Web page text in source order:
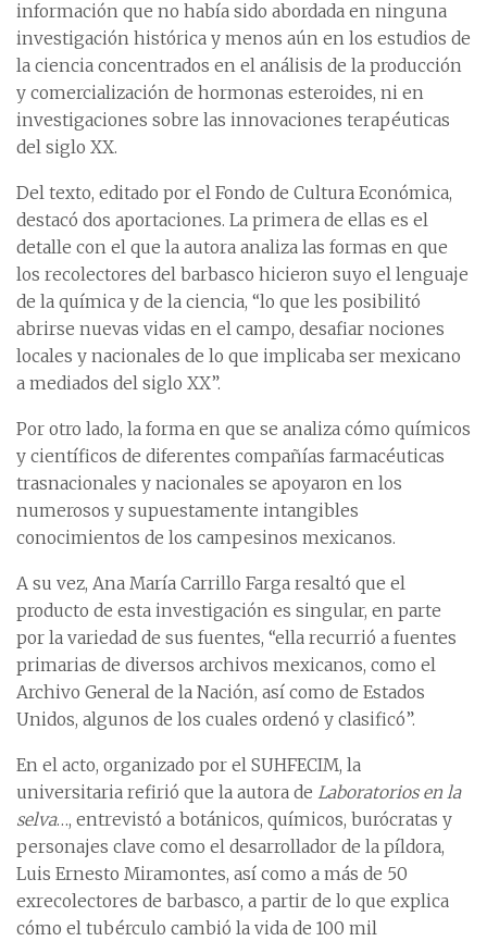
información que no había sido abordada en ninguna
investigación histórica y menos aún en los estudios de
la ciencia concentrados en el análisis de la producción
y comercialización de hormonas esteroides, ni en
investigaciones sobre las innovaciones terapéuticas
del siglo XX.
Del texto, editado por el Fondo de Cultura Económica,
destacó dos aportaciones. La primera de ellas es el
detalle con el que la autora analiza las formas en que
los recolectores del barbasco hicieron suyo el lenguaje
de la química y de la ciencia, “lo que les posibilitó
abrirse nuevas vidas en el campo, desafiar nociones
locales y nacionales de lo que implicaba ser mexicano
a mediados del siglo XX”.
Por otro lado, la forma en que se analiza cómo químicos
y científicos de diferentes compañías farmacéuticas
trasnacionales y nacionales se apoyaron en los
numerosos y supuestamente intangibles
conocimientos de los campesinos mexicanos.
A su vez, Ana María Carrillo Farga resaltó que el
producto de esta investigación es singular, en parte
por la variedad de sus fuentes, “ella recurrió a fuentes
primarias de diversos archivos mexicanos, como el
Archivo General de la Nación, así como de Estados
Unidos, algunos de los cuales ordenó y clasificó”.
En el acto, organizado por el SUHFECIM, la
universitaria refirió que la autora de Laboratorios en la
selva…, entrevistó a botánicos, químicos, burócratas y
personajes clave como el desarrollador de la píldora,
Luis Ernesto Miramontes, así como a más de 50
exrecolectores de barbasco, a partir de lo que explica
cómo el tubérculo cambió la vida de 100 mil